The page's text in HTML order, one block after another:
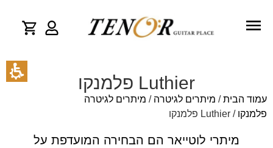
Luthier פלמנקו
עמוד הבית/ מיתרים לגיטרה / מיתרים לגיטרה
פלמנקו / Luthier פלמנקו
מיתרי לוטייאר הם הבחירה המועדפת על